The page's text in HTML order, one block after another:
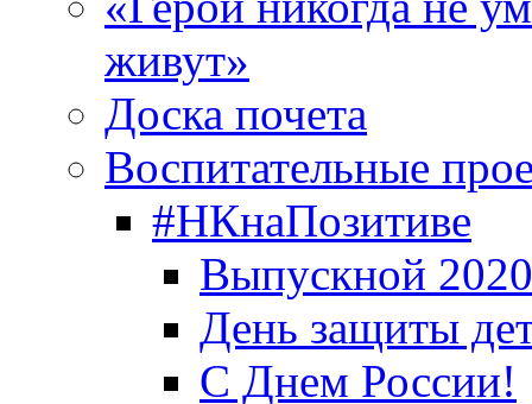
живут»
Доска почета
Воспитательные
#НКнаПозитиве
Выпускной
День защиты
С Днем России!